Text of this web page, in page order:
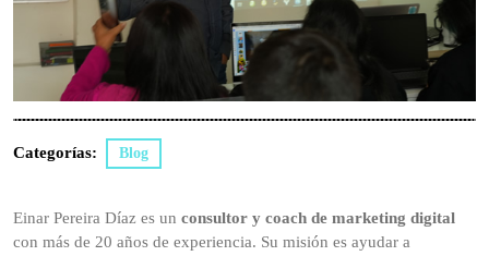
Categorías: Blog
Einar Pereira Díaz es un consultor y coach de marketing digital
con más de 20 años de experiencia. Su misión es ayudar a